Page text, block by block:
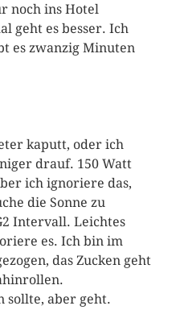
noch ins Hotel
geht es besser. Ich
es zwanzig Minuten
kaputt, oder ich
drauf. 150 Watt
ich ignoriere das,
die Sonne zu
Intervall. Leichtes
es. Ich bin im
das Zucken geht
sollte, aber geht.